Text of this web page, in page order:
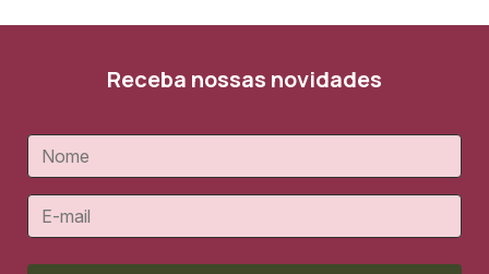
Receba nossas novidades